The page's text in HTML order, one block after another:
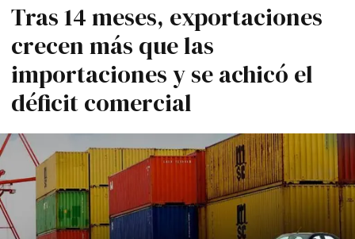
Tras 14 meses, exportaciones
crecen más que las
importaciones y se achicó el
déficit comercial